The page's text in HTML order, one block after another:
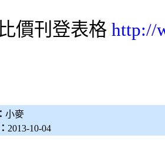
價刊登表格 http://
小麥
2013-10-04